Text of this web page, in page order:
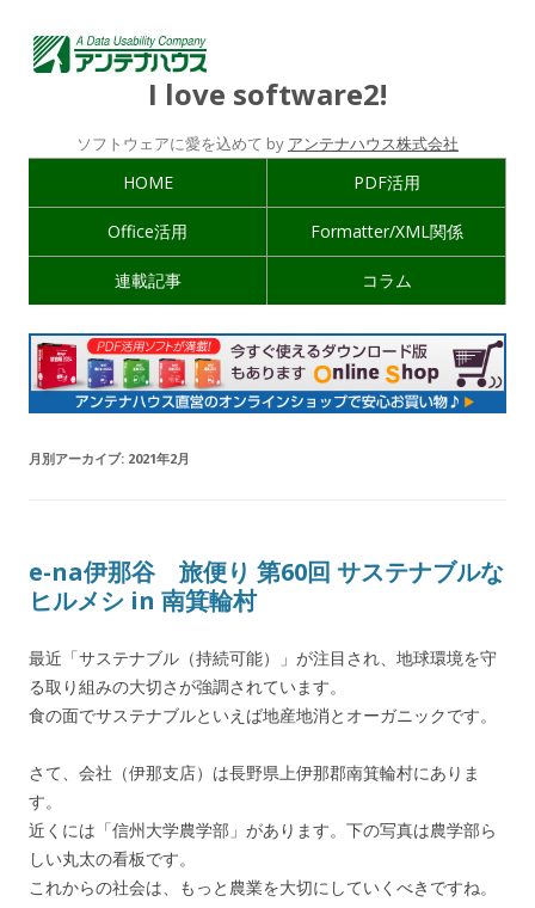
I love software2!
ソフトウェアに愛を込めて by アンテナハウス株式会社
HOME PDF活用
Office活用 Formatter/XML関係
連載記事 コラム
月別アーカイブ: 2021年2月
e-na伊那谷 旅便り 第60回 サステナブルな
ヒルメシ in 南箕輪村
最近「サステナブル（持続可能）」が注目され、地球環境を守
る取り組みの大切さが強調されています。
食の面でサステナブルといえば地産地消とオーガニックです。
さて、会社（伊那支店）は長野県上伊那郡南箕輪村にありま
す。
近くには「信州大学農学部」があります。下の写真は農学部ら
しい丸太の看板です。
これからの社会は、もっと農業を大切にしていくべきですね。